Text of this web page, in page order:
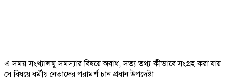
এ সময় সংখ্যালঘু সমস্যার বিষয়ে অবাধ, সত্য তথ্য কীভাবে সংগ্রহ করা যায়
সে বিষয়ে ধর্মীয় নেতাদের পরামর্শ চান প্রধান উপদেষ্টা।